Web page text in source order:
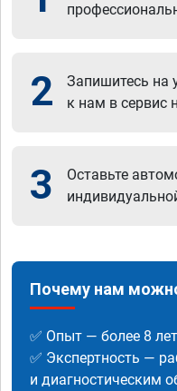
2
Запишитесь на
к нам в сервис
3
Оставьте
Почему нам
✅ Опыт — более 8
✅ Экспертность —
и диагностическим